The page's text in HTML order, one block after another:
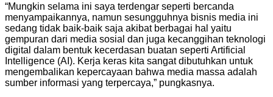
“Mungkin selama ini saya terdengar seperti bercanda
menyampaikannya, namun sesungguhnya bisnis media ini
sedang tidak baik-baik saja akibat berbagai hal yaitu
gempuran dari media sosial dan juga kecanggihan teknologi
digital dalam bentuk kecerdasan buatan seperti Artificial
Intelligence (AI). Kerja keras kita sangat dibutuhkan untuk
mengembalikan kepercayaan bahwa media massa adalah
sumber informasi yang terpercaya,” pungkasnya.